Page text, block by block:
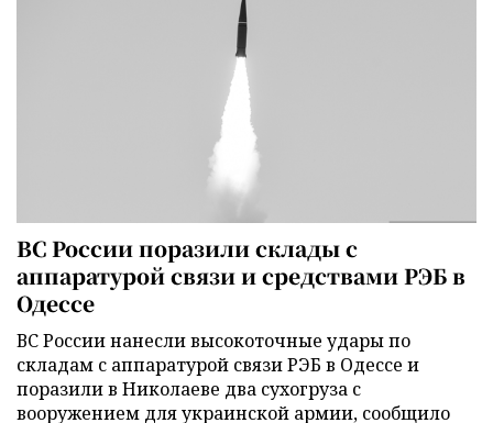
ВС России поразили склады с
аппаратурой связи и средствами РЭБ в
Одессе
ВС России нанесли высокоточные удары по
складам с аппаратурой связи РЭБ в Одессе и
поразили в Николаеве два сухогруза с
вооружением для украинской армии, сообщило